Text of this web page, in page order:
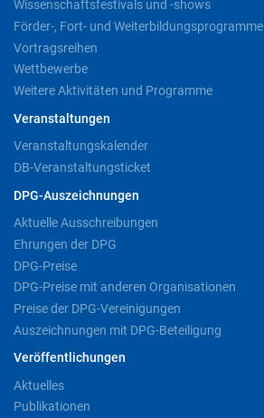
Wissenschaftsfestivals und -shows
Förder-, Fort- und Weiterbildungsprogramme
Vortragsreihen
Wettbewerbe
Weitere Aktivitäten und Programme
Veranstaltungen
Veranstaltungskalender
DB-Veranstaltungsticket
DPG-Auszeichnungen
Aktuelle Ausschreibungen
Ehrungen der DPG
DPG-Preise
DPG-Preise mit anderen Organisationen
Preise der DPG-Vereinigungen
Auszeichnungen mit DPG-Beteiligung
Veröffentlichungen
Aktuelles
Publikationen